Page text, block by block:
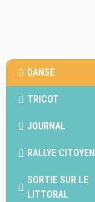
DANSE
TRICOT
JOURNAL
RALLYE CITOYEN
SORTIE SUR LE
LITTORAL